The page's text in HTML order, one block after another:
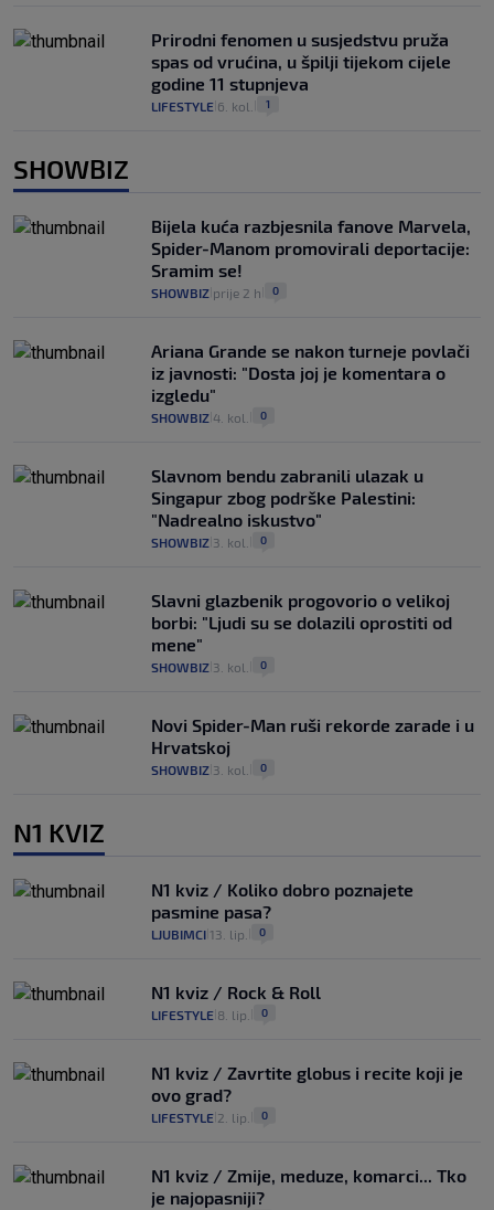
Prirodni fenomen u susjedstvu pruža
spas od vrućina, u špilji tijekom cijele
godine 11 stupnjeva
LIFESTYLE 6. kol. 1
SHOWBIZ
Bijela kuća razbjesnila fanove Marvela,
Spider-Manom promovirali deportacije:
Sramim se!
SHOWBIZ prije 2 h 0
Ariana Grande se nakon turneje povlači
iz javnosti: "Dosta joj je komentara o
izgledu"
SHOWBIZ 4. kol. 0
Slavnom bendu zabranili ulazak u
Singapur zbog podrške Palestini:
"Nadrealno iskustvo"
SHOWBIZ 3. kol. 0
Slavni glazbenik progovorio o velikoj
borbi: "Ljudi su se dolazili oprostiti od
mene"
SHOWBIZ 3. kol. 0
Novi Spider-Man ruši rekorde zarade i u
Hrvatskoj
SHOWBIZ 3. kol. 0
N1 KVIZ
N1 kviz / Koliko dobro poznajete
pasmine pasa?
LJUBIMCI 13. lip. 0
N1 kviz / Rock & Roll
LIFESTYLE 8. lip. 0
N1 kviz / Zavrtite globus i recite koji je
ovo grad?
LIFESTYLE 2. lip. 0
N1 kviz / Zmije, meduze, komarci... Tko
je najopasniji?